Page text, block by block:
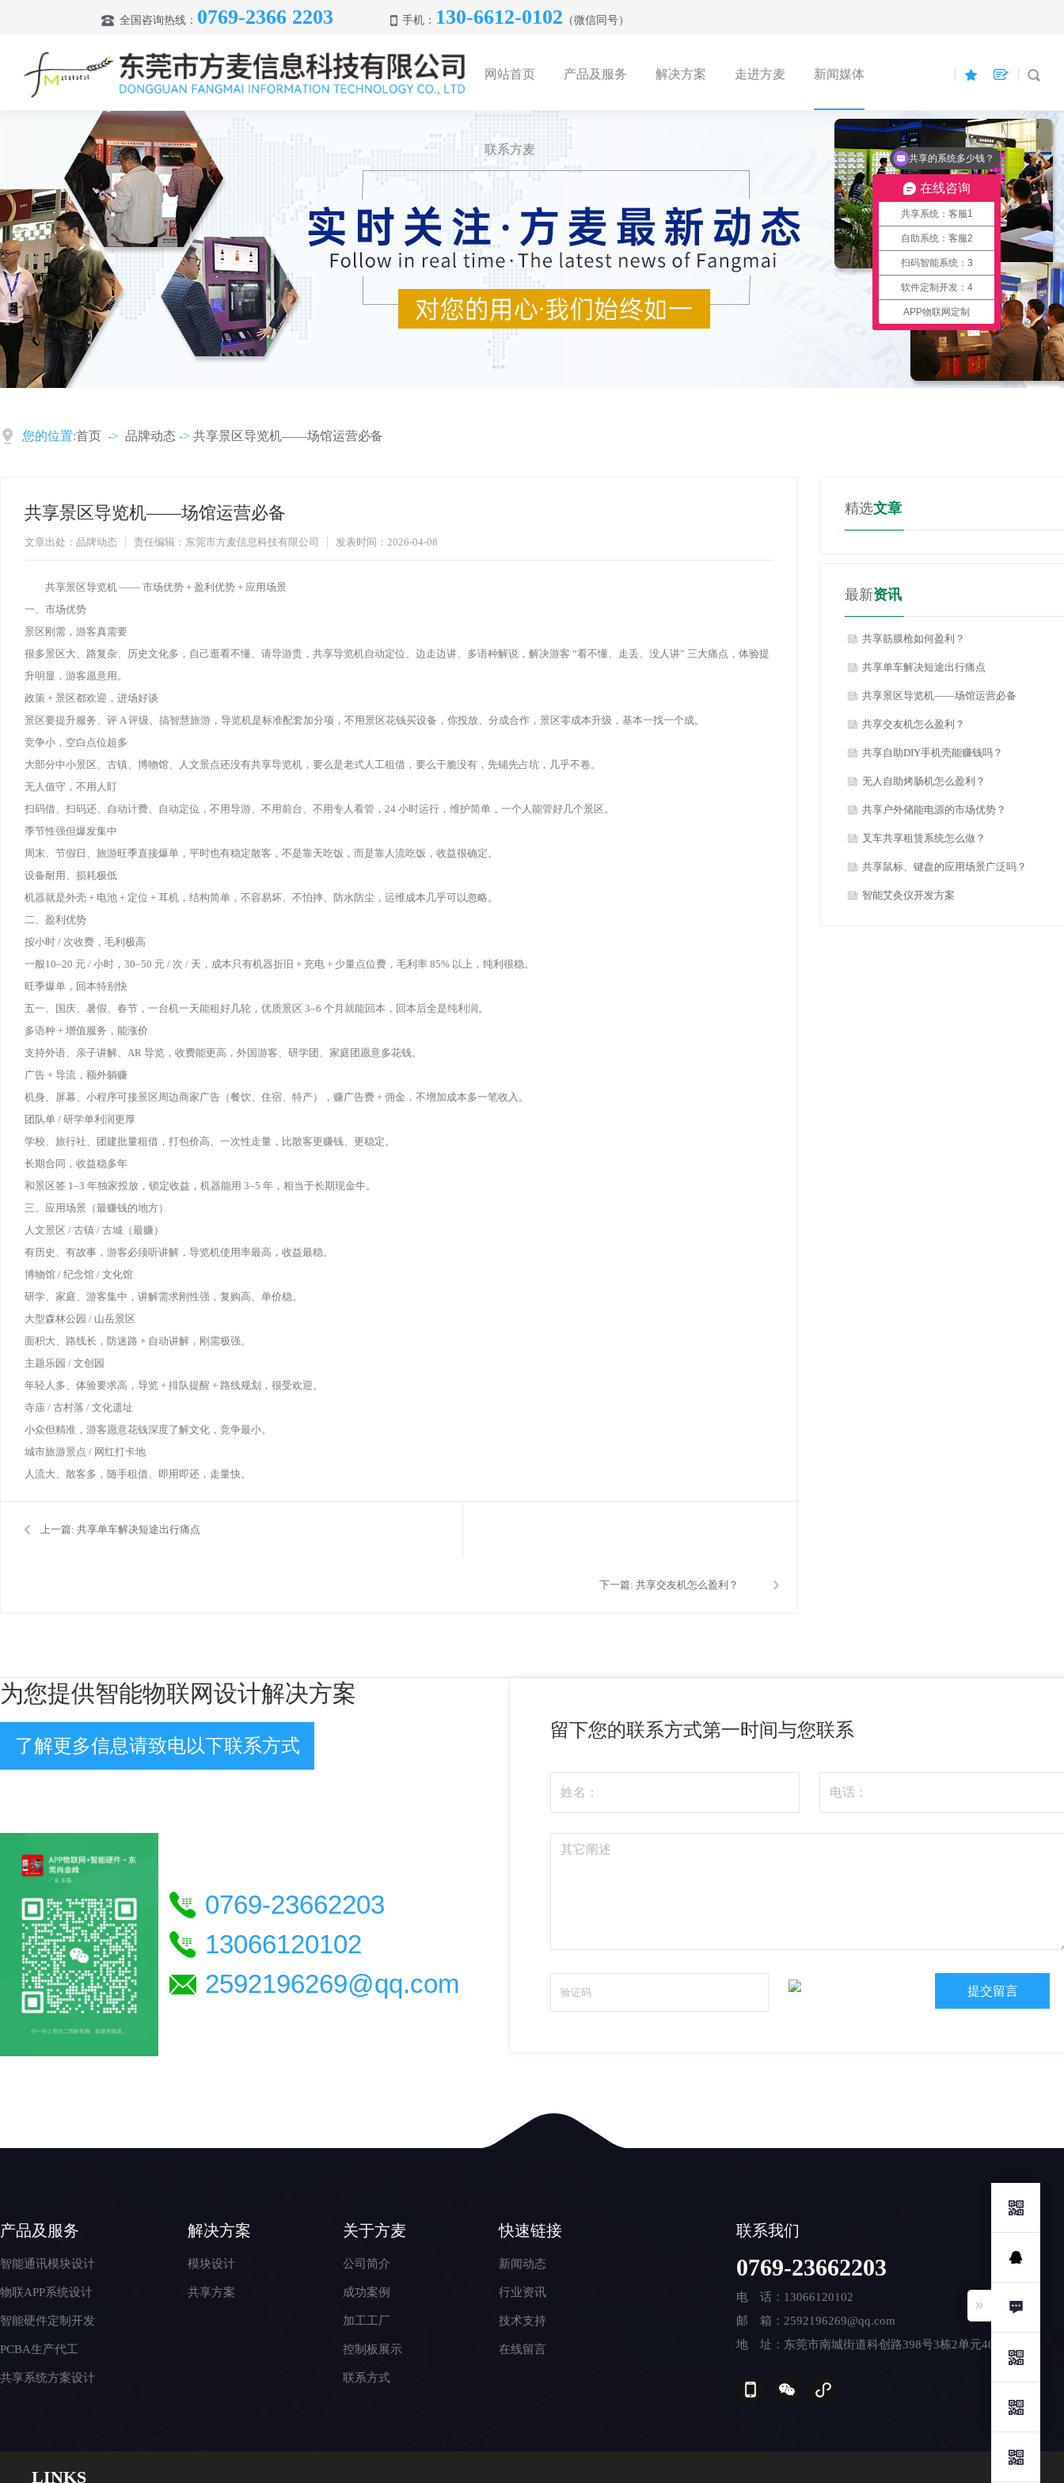
全国咨询热线： 0769-2366 2203 手机： 130-6612-0102 （微信同号）
网站首页 产品及服务 解决方案 走进方麦 新闻媒体
联系方麦
您的位置:首页 -> 品牌动态 -> 共享景区导览机——场馆运营必备
共享景区导览机——场馆运营必备
文章出处：品牌动态 责任编辑：东莞市方麦信息科技有限公司 发表时间：2026-04-08
共享景区导览机 —— 市场优势 + 盈利优势 + 应用场景
一、市场优势
景区刚需，游客真需要
很多景区大、路复杂、历史文化多，自己逛看不懂、请导游贵，共享导览机自动定位、边走边讲、多语种解说，解决游客 “看不懂、走丢、没人讲” 三大痛点，体验提
升明显，游客愿意用。
政策 + 景区都欢迎，进场好谈
景区要提升服务、评 A 评级、搞智慧旅游，导览机是标准配套加分项，不用景区花钱买设备，你投放、分成合作，景区零成本升级，基本一找一个成。
竞争小，空白点位超多
大部分中小景区、古镇、博物馆、人文景点还没有共享导览机，要么是老式人工租借，要么干脆没有，先铺先占坑，几乎不卷。
无人值守，不用人盯
扫码借、扫码还、自动计费、自动定位，不用导游、不用前台、不用专人看管，24 小时运行，维护简单，一个人能管好几个景区。
季节性强但爆发集中
周末、节假日、旅游旺季直接爆单，平时也有稳定散客，不是靠天吃饭，而是靠人流吃饭，收益很确定。
设备耐用、损耗极低
机器就是外壳 + 电池 + 定位 + 耳机，结构简单，不容易坏、不怕摔、防水防尘，运维成本几乎可以忽略。
二、盈利优势
按小时 / 次收费，毛利极高
一般10–20 元 / 小时，30–50 元 / 次 / 天，成本只有机器折旧 + 充电 + 少量点位费，毛利率 85% 以上，纯利很稳。
旺季爆单，回本特别快
五一、国庆、暑假、春节，一台机一天能租好几轮，优质景区 3–6 个月就能回本，回本后全是纯利润。
多语种 + 增值服务，能涨价
支持外语、亲子讲解、AR 导览，收费能更高，外国游客、研学团、家庭团愿意多花钱。
广告 + 导流，额外躺赚
机身、屏幕、小程序可接景区周边商家广告（餐饮、住宿、特产），赚广告费 + 佣金，不增加成本多一笔收入。
团队单 / 研学单利润更厚
学校、旅行社、团建批量租借，打包价高、一次性走量，比散客更赚钱、更稳定。
长期合同，收益稳多年
和景区签 1–3 年独家投放，锁定收益，机器能用 3–5 年，相当于长期现金牛。
三、应用场景（最赚钱的地方）
人文景区 / 古镇 / 古城（最赚）
有历史、有故事，游客必须听讲解，导览机使用率最高，收益最稳。
博物馆 / 纪念馆 / 文化馆
研学、家庭、游客集中，讲解需求刚性强，复购高、单价稳。
大型森林公园 / 山岳景区
面积大、路线长，防迷路 + 自动讲解，刚需极强。
主题乐园 / 文创园
年轻人多、体验要求高，导览 + 排队提醒 + 路线规划，很受欢迎。
寺庙 / 古村落 / 文化遗址
小众但精准，游客愿意花钱深度了解文化，竞争最小。
城市旅游景点 / 网红打卡地
人流大、散客多，随手租借、即用即还，走量快。
上一篇: 共享单车解决短途出行痛点
下一篇: 共享交友机怎么盈利？
精选文章
最新资讯
共享筋膜枪如何盈利？
共享单车解决短途出行痛点
共享景区导览机——场馆运营必备
共享交友机怎么盈利？
共享自助DIY手机壳能赚钱吗？
无人自助烤肠机怎么盈利？
共享户外储能电源的市场优势？
叉车共享租赁系统怎么做？
共享鼠标、键盘的应用场景广泛吗？
智能艾灸仪开发方案
为您提供智能物联网设计解决方案
了解更多信息请致电以下联系方式
0769-23662203
13066120102
2592196269@qq.com
留下您的联系方式第一时间与您联系
产品及服务
智能通讯模块设计
物联APP系统设计
智能硬件定制开发
PCBA生产代工
共享系统方案设计
解决方案
模块设计
共享方案
关于方麦
公司简介
成功案例
加工工厂
控制板展示
联系方式
快速链接
新闻动态
行业资讯
技术支持
在线留言
联系我们
0769-23662203
电 话：13066120102
邮 箱：2592196269@qq.com
地 址：东莞市南城街道科创路398号3栋2单元408室
LINKS
在线咨询
共享系统：客服1
自助系统：客服2
扫码智能系统：3
软件定制开发：4
APP物联网定制
共享的系统多少钱？